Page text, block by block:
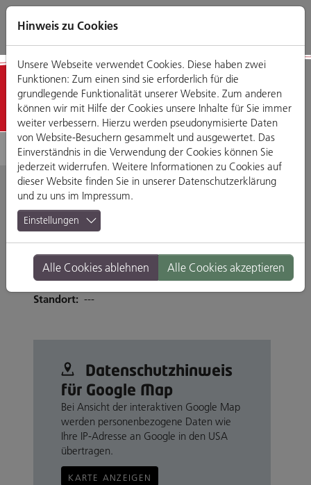
Direkt
zum
Zum
Hauptmenü
Zum
Footermenü
Zur
Website-
Detailansicht
La Scalla
An der Irler Höhe 34, 93055 Regensburg
Tel. 0941-46447744
Branche: Restaurants & Gasthäuser
Standort: ---
Datenschutz­hinweis
für Google Map
Bei Ansicht der interaktiven Google Map
werden personenbezogene Daten wie
Ihre IP-Adresse an Google in den USA
übertragen.
KARTE ANZEIGEN
Hinweis zu Cookies
Unsere Webseite verwendet Cookies. Diese haben zwei
Funktionen: Zum einen sind sie erforderlich für die
grundlegende Funktionalität unserer Website. Zum anderen
können wir mit Hilfe der Cookies unsere Inhalte für Sie immer
weiter verbessern. Hierzu werden pseudonymisierte Daten
von Website-Besuchern gesammelt und ausgewertet. Das
Einverständnis in die Verwendung der Cookies können Sie
jederzeit widerrufen. Weitere Informationen zu Cookies auf
dieser Website finden Sie in unserer Datenschutzerklärung
und zu uns im Impressum.
Einstellungen
Alle Cookies ablehnen Alle Cookies akzeptieren